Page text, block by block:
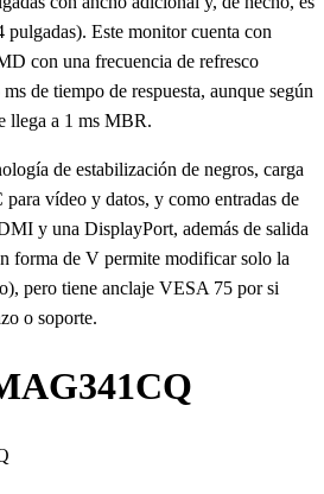
Este monitor cuenta con
con una frecuencia de refresco
de tiempo de respuesta, aunque según
llega a 1 ms MBR.
de estabilización de negros, carga
vídeo y datos, y como entradas de
y una DisplayPort, además de salida
forma de V permite modificar solo la
pero tiene anclaje VESA 75 por si
o soporte.